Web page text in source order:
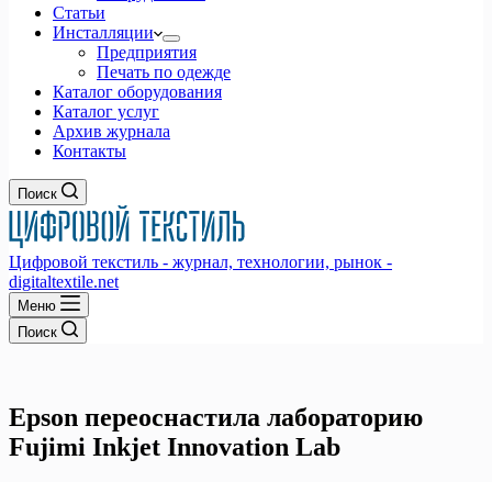
Статьи
Инсталляции
Предприятия
Печать по одежде
Каталог оборудования
Каталог услуг
Архив журнала
Контакты
Поиск
Цифровой текстиль - журнал, технологии, рынок -
digitaltextile.net
Меню
Поиск
Epson переоснастила лабораторию
Fujimi Inkjet Innovation Lab